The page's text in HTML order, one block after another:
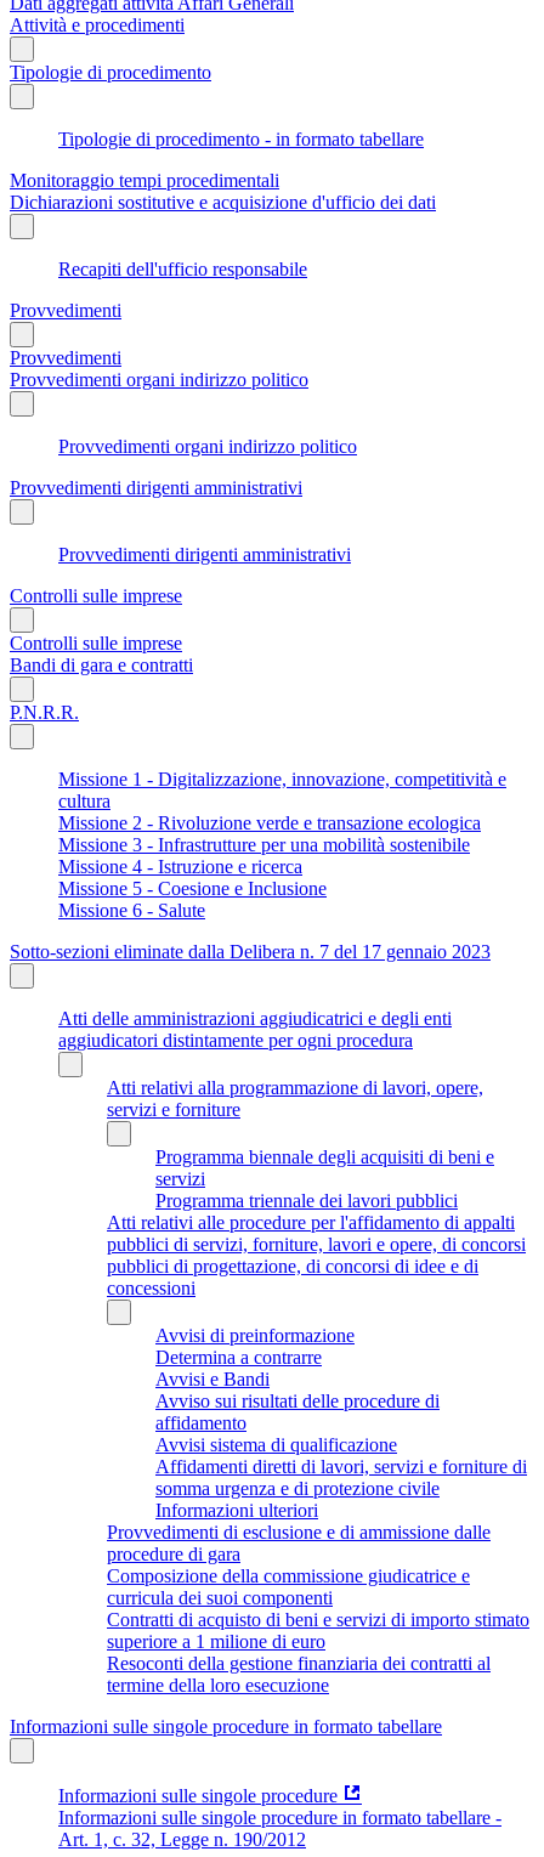
Attività e procedimenti
Tipologie di procedimento
Tipologie di procedimento - in formato tabellare
Monitoraggio tempi procedimentali
Dichiarazioni sostitutive e acquisizione d'ufficio dei dati
Recapiti dell'ufficio responsabile
Provvedimenti
Provvedimenti
Provvedimenti organi indirizzo politico
Provvedimenti organi indirizzo politico
Provvedimenti dirigenti amministrativi
Provvedimenti dirigenti amministrativi
Controlli sulle imprese
Controlli sulle imprese
Bandi di gara e contratti
P.N.R.R.
Missione 1 - Digitalizzazione, innovazione, competitività e
cultura
Missione 2 - Rivoluzione verde e transazione ecologica
Missione 3 - Infrastrutture per una mobilità sostenibile
Missione 4 - Istruzione e ricerca
Missione 5 - Coesione e Inclusione
Missione 6 - Salute
Sotto-sezioni eliminate dalla Delibera n. 7 del 17 gennaio 2023
Atti delle amministrazioni aggiudicatrici e degli enti
aggiudicatori distintamente per ogni procedura
Atti relativi alla programmazione di lavori, opere,
servizi e forniture
Programma biennale degli acquisiti di beni e
servizi
Programma triennale dei lavori pubblici
Atti relativi alle procedure per l'affidamento di appalti
pubblici di servizi, forniture, lavori e opere, di concorsi
pubblici di progettazione, di concorsi di idee e di
concessioni
Avvisi di preinformazione
Determina a contrarre
Avvisi e Bandi
Avviso sui risultati delle procedure di
affidamento
Avvisi sistema di qualificazione
Affidamenti diretti di lavori, servizi e forniture di
somma urgenza e di protezione civile
Informazioni ulteriori
Provvedimenti di esclusione e di ammissione dalle
procedure di gara
Composizione della commissione giudicatrice e
curricula dei suoi componenti
Contratti di acquisto di beni e servizi di importo stimato
superiore a 1 milione di euro
Resoconti della gestione finanziaria dei contratti al
termine della loro esecuzione
Informazioni sulle singole procedure in formato tabellare
Informazioni sulle singole procedure
Informazioni sulle singole procedure in formato tabellare -
Art. 1, c. 32, Legge n. 190/2012